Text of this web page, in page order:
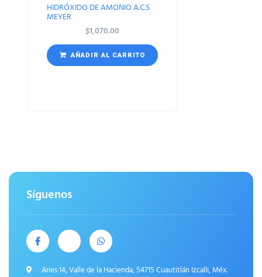
HIDRÓXIDO DE AMONIO A.C.S
MEYER
$1,070.00
AÑADIR AL CARRITO
Síguenos
Aries 14, Valle de la Hacienda, 54715 Cuautitlán Izcalli, Méx.